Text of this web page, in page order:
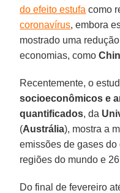
do efeito estufa como
coronavírus, embora
mostrado uma
economias, como
Recentemente, o
socioeconômicos e
quantificados, da
(Austrália), mostra a
emissões de gases
regiões do mundo e
Do final de fevereiro